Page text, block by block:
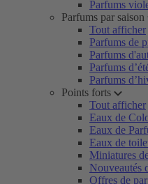
Parfums
Parfums par saison
Tout afficher
Parfums de
Parfums
Parfums
Parfums
Points forts
Tout afficher
Eaux de
Eaux de
Eaux de
Miniatures
Nouveautés
Offres de